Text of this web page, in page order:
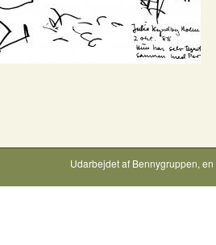
Udarbejdet af Bennygruppen,